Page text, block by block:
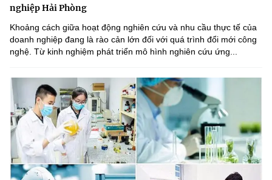
nghiệp Hải Phòng
Khoảng cách giữa hoạt động nghiên cứu và nhu cầu thực tế của
doanh nghiệp đang là rào cản lớn đối với quá trình đổi mới công
nghệ. Từ kinh nghiệm phát triển mô hình nghiên cứu ứng...